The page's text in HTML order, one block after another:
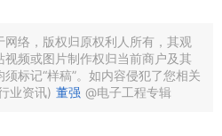
络，版权归原权利人所有，其观
频或图片制作权归当前商户及其
标记“样稿”。如内容侵犯了您相关
业资讯) 董强 @电子工程专辑